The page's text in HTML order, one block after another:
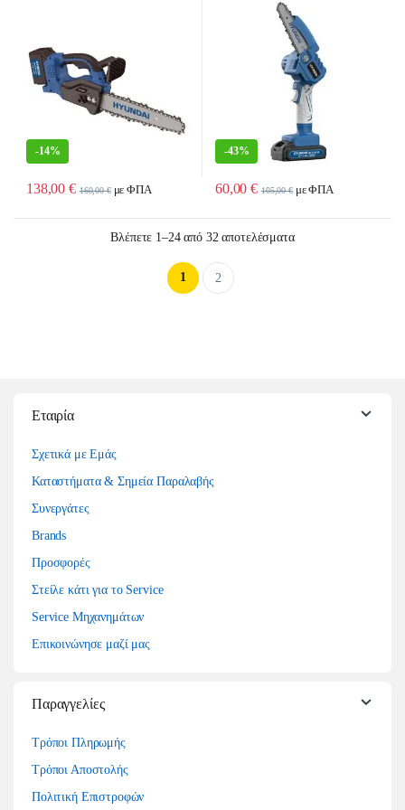
-14%
138,00€ 160,00€με ΦΠΑ
-43%
60,00€ 105,00€με ΦΠΑ
Βλέπετε 1–24 από 32 αποτελέσματαSorted by latest
1 2
Εταιρία
Σχετικά με Εμάς
Καταστήματα & Σημεία Παραλαβής
Συνεργάτες
Brands
Προσφορές
Στείλε κάτι για το Service
Service Μηχανημάτων
Επικοινώνησε μαζί μας
Παραγγελίες
Τρόποι Πληρωμής
Τρόποι Αποστολής
Πολιτική Επιστροφών